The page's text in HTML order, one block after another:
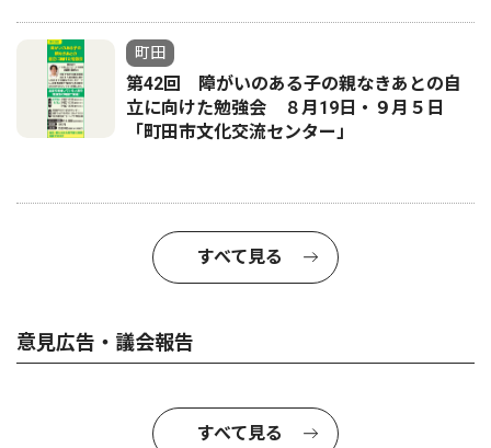
町田
第42回 障がいのある子の親なきあとの自
立に向けた勉強会 ８月19日・９月５日
「町田市文化交流センター」
すべて見る
意見広告・議会報告
すべて見る